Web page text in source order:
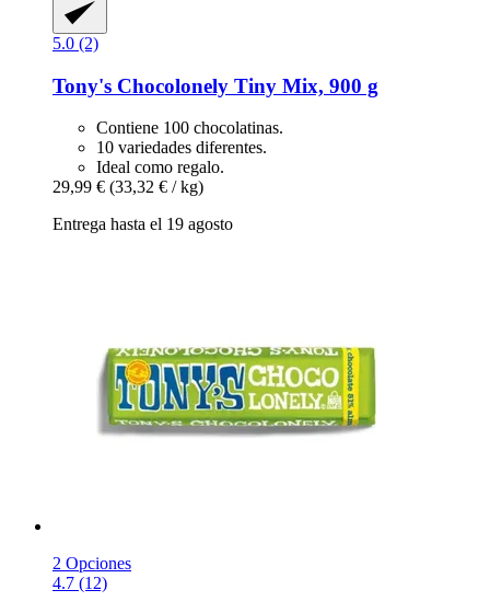
5.0 (2)
Tony's Chocolonely Tiny Mix, 900 g
Contiene 100 chocolatinas.
10 variedades diferentes.
Ideal como regalo.
29,99 € (33,32 € / kg)
Entrega hasta el 19 agosto
2 Opciones
4.7 (12)